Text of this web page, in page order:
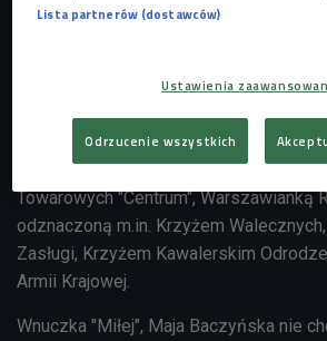
Foto: Wiesław Chrzanowski/Wikimedia Commons/CC
Teresy Lewtak-Stattler ps. "Mirka",
uczestniczki Powstania
Emila Brauna. Teresa Lewtak - Stattler
Oberlangen, a po wojnie - dyrektorem
Towarowych "Centrum", Warszawianką
odznaczoną m.in. Krzyżem
Zasługi, Krzyżem Kawalerskim
Armii Krajowej.
Wnuczka "Miłej", Maja Baczyńska nie
Lista partnerów (dostawców)
Ustawienia
Odrzucenie wszystkich